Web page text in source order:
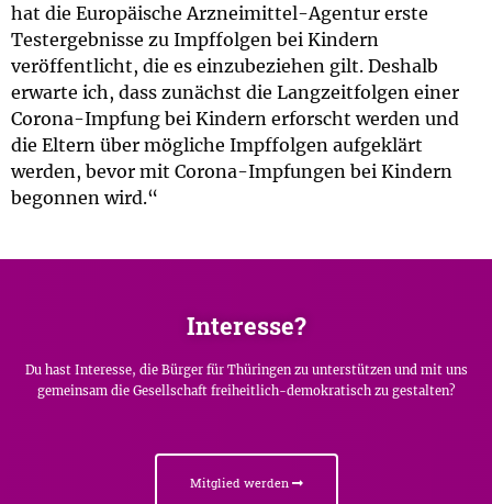
hat die Europäische Arzneimittel-Agentur erste
Testergebnisse zu Impffolgen bei Kindern
veröffentlicht, die es einzubeziehen gilt. Deshalb
erwarte ich, dass zunächst die Langzeitfolgen einer
Corona-Impfung bei Kindern erforscht werden und
die Eltern über mögliche Impffolgen aufgeklärt
werden, bevor mit Corona-Impfungen bei Kindern
begonnen wird.“
Interesse?
Du hast Interesse, die Bürger für Thüringen zu unterstützen und mit uns
gemeinsam die Gesellschaft freiheitlich-demokratisch zu gestalten?
Mitglied werden